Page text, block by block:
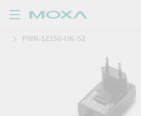
品 PWR-12150-UK-S2